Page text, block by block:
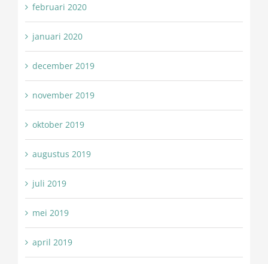
februari 2020
januari 2020
december 2019
november 2019
oktober 2019
augustus 2019
juli 2019
mei 2019
april 2019